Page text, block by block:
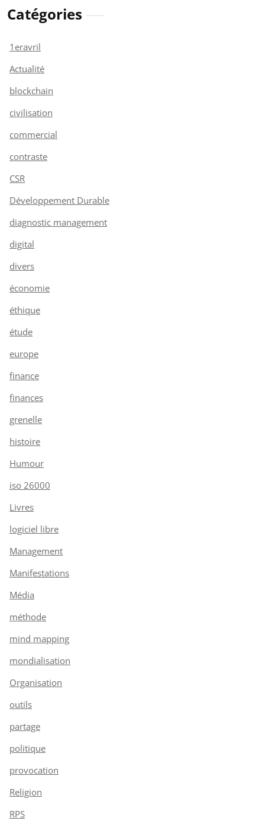
Catégories
1eravril
Actualité
blockchain
civilisation
commercial
contraste
CSR
Développement Durable
diagnostic management
digital
divers
économie
éthique
étude
europe
finance
finances
grenelle
histoire
Humour
iso 26000
Livres
logiciel libre
Management
Manifestations
Média
méthode
mind mapping
mondialisation
Organisation
outils
partage
politique
provocation
Religion
RPS